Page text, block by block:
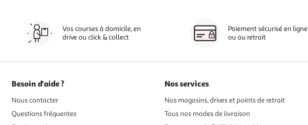
Vos courses à domicile, en
drive ou click & collect
Paiement sécurisé en ligne
ou au retrait
Besoin d'aide ?
Nous contacter
Questions fréquentes
Nos services
Nos magasins, drives et points de retrait
Tous nos modes de livraison